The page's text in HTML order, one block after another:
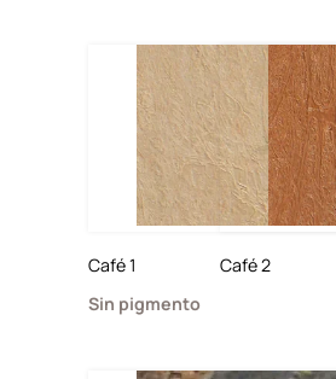
Café 1 Café 2
Sin pigmento